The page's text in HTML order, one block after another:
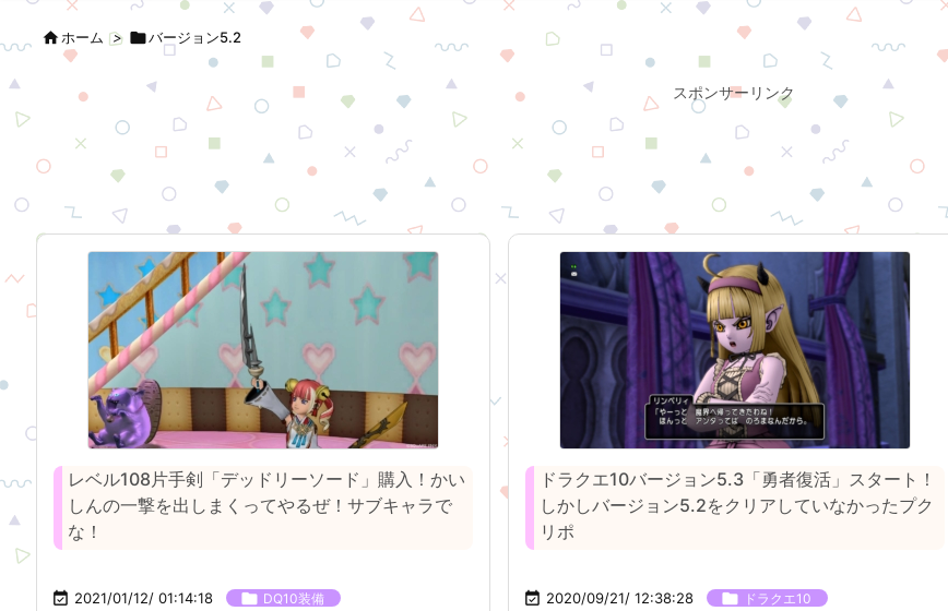
ホーム > バージョン5.2
スポンサーリンク
レベル108片手剣「デッドリーソード」購入！かい
しんの一撃を出しまくってやるぜ！サブキャラで
な！
 2021/01/12/ 01:14:18  DQ10装備
ドラクエ10バージョン5.3「勇者復活」スタート！
しかしバージョン5.2をクリアしていなかったプク
リポ
 2020/09/21/ 12:38:28  ドラクエ10